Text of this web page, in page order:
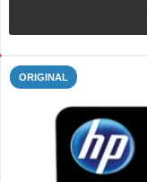
ORIGINAL